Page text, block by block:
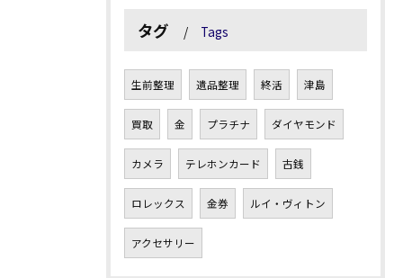
タグ Tags
生前整理 遺品整理 終活 津島
買取 金 プラチナ ダイヤモンド
カメラ テレホンカード 古銭
ロレックス 金券 ルイ・ヴィトン
アクセサリー